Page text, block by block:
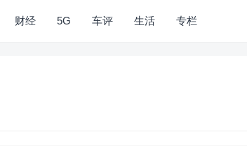
财经 5G 车评 生活 专栏